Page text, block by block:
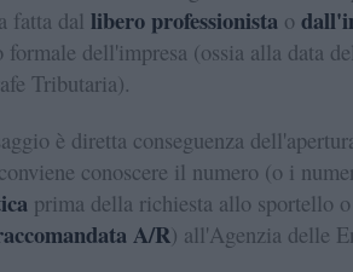
fatta dal libero professionista o
formale dell'impresa (ossia alla data
Tributaria).
è diretta conseguenza
conoscere il numero (o i
prima della richiesta allo sportello
A/R) all'Agenzia delle